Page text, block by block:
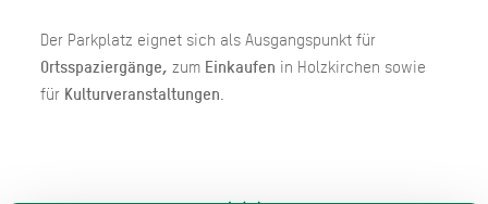
Der Parkplatz eignet sich als Ausgangspunkt für
Ortsspaziergänge, zum Einkaufen in Holzkirchen sowie
für Kulturveranstaltungen.